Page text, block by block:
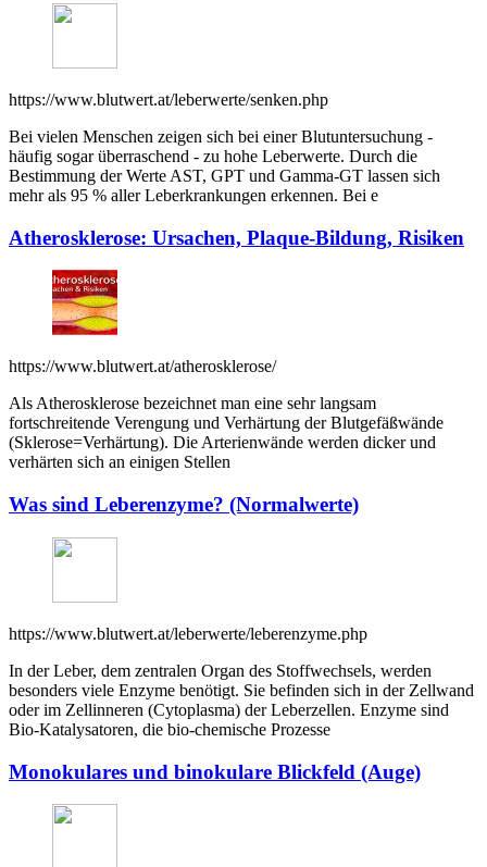
https://www.blutwert.at/leberwerte/senken.php
Bei vielen Menschen zeigen sich bei einer Blutuntersuchung -
häufig sogar überraschend - zu hohe Leberwerte. Durch die
Bestimmung der Werte AST, GPT und Gamma-GT lassen sich
mehr als 95 % aller Leberkrankungen erkennen. Bei e
Atherosklerose: Ursachen, Plaque-Bildung, Risiken
https://www.blutwert.at/atherosklerose/
Als Atherosklerose bezeichnet man eine sehr langsam
fortschreitende Verengung und Verhärtung der Blutgefäßwände
(Sklerose=Verhärtung). Die Arterienwände werden dicker und
verhärten sich an einigen Stellen
Was sind Leberenzyme? (Normalwerte)
https://www.blutwert.at/leberwerte/leberenzyme.php
In der Leber, dem zentralen Organ des Stoffwechsels, werden
besonders viele Enzyme benötigt. Sie befinden sich in der Zellwand
oder im Zellinneren (Cytoplasma) der Leberzellen. Enzyme sind
Bio-Katalysatoren, die bio-chemische Prozesse
Monokulares und binokulare Blickfeld (Auge)